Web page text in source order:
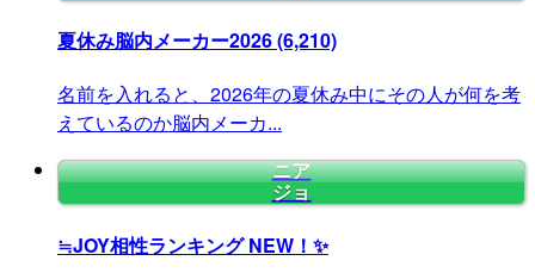
夏休み脳内メーカー2026(6,210)
名前を入れると、2026年の夏休み中にその人が何を考
えているのか脳内メーカ...
ニア
ジョ
≒JOY相性ランキングNEW！✨